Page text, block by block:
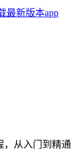
，从入门到精通